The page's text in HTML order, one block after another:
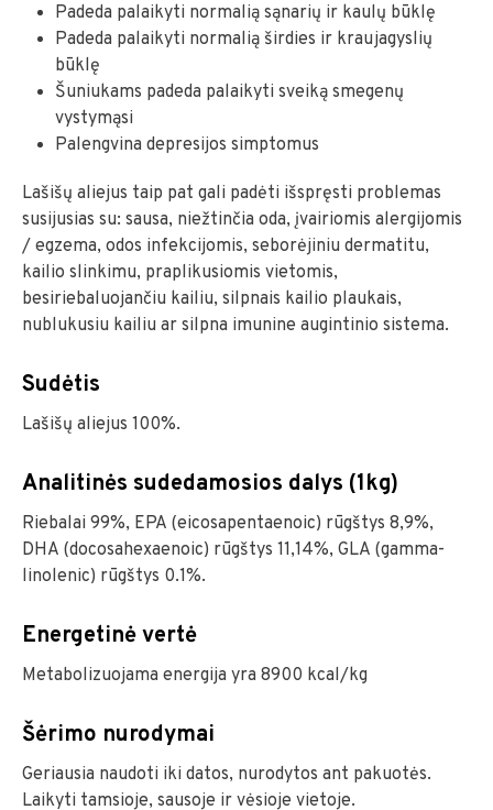
Padeda palaikyti normalią sąnarių ir kaulų būklę
Padeda palaikyti normalią širdies ir kraujagyslių
būklę
Šuniukams padeda palaikyti sveiką smegenų
vystymąsi
Palengvina depresijos simptomus
Lašišų aliejus taip pat gali padėti išspręsti problemas
susijusias su: sausa, niežtinčia oda, įvairiomis alergijomis
/ egzema, odos infekcijomis, seborėjiniu dermatitu,
kailio slinkimu, praplikusiomis vietomis,
besiriebaluojančiu kailiu, silpnais kailio plaukais,
nublukusiu kailiu ar silpna imunine augintinio sistema.
Sudėtis
Lašišų aliejus 100%.
Analitinės sudedamosios dalys (1kg)
Riebalai 99%, EPA (eicosapentaenoic) rūgštys 8,9%,
DHA (docosahexaenoic) rūgštys 11,14%, GLA (gamma-
linolenic) rūgštys 0.1%.
Energetinė vertė
Metabolizuojama energija yra 8900 kcal/kg
Šėrimo nurodymai
Geriausia naudoti iki datos, nurodytos ant pakuotės.
Laikyti tamsioje, sausoje ir vėsioje vietoje.